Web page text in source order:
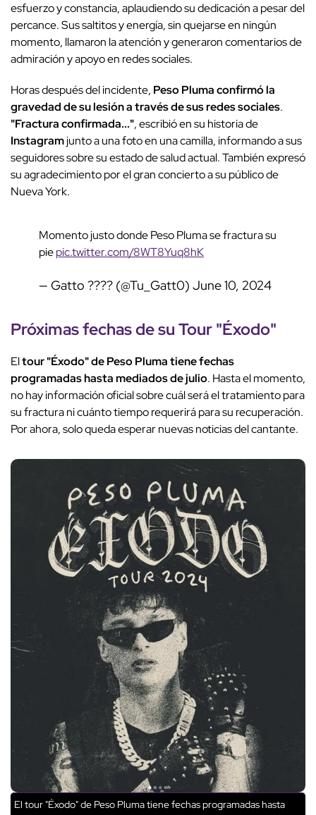
esfuerzo y constancia, aplaudiendo su dedicación a pesar del
percance. Sus saltitos y energía, sin quejarse en ningún
momento, llamaron la atención y generaron comentarios de
admiración y apoyo en redes sociales.
Horas después del incidente, Peso Plumaconfirmó la
gravedad de su lesión a través de sus redes sociales.
"Fractura confirmada...", escribió en su historia de
Instagramjunto a una foto en una camilla, informando a sus
seguidores sobre su estado de salud actual. También expresó
su agradecimiento por el gran concierto a su público de
Nueva York.
Momento justo donde Peso Pluma se fractura su
piepic.twitter.com/8WT8Yuq8hK
— Gatto ???? (@Tu_Gatt0) June 10, 2024
Próximas fechas de su Tour "Éxodo"
Eltour "Éxodo" de Peso Plumatiene fechas
programadas hasta mediados de julio. Hasta el momento,
no hay información oficial sobre cuál será el tratamiento para
su fractura ni cuánto tiempo requerirá para su recuperación.
Por ahora, solo queda esperar nuevas noticias del cantante.
El tour "Éxodo" de Peso Pluma tiene fechas programadas hasta